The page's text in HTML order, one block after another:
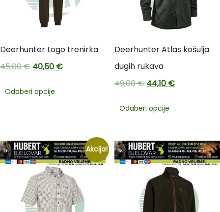
Deerhunter Logo trenirka
45,00€ 40,50 €
Odaberi opcije
Deerhunter Atlas košulja
dugih rukava
49,00€ 44,10 €
Odaberi opcije
Akcija!